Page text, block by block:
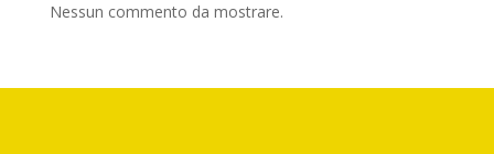
Nessun commento da mostrare.